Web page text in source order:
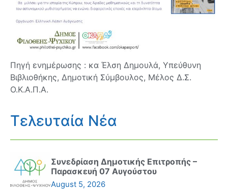
Πηγή ενημέρωσης : κα Έλση Δημουλά, Υπεύθυνη
Βιβλιοθήκης, Δημοτική Σύμβουλος, Μέλος Δ.Σ.
Ο.Κ.Α.Π.Α.
Τελευταία Νέα
Συνεδρίαση Δημοτικής Επιτροπής –
Παρασκευή 07 Αυγούστου
August 5, 2026